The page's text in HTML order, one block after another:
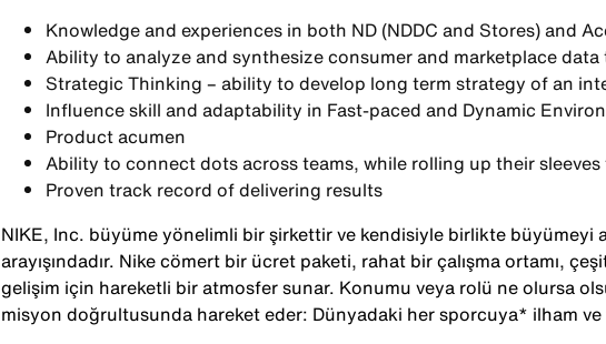
Knowledge and experiences in both ND (NDDC and Stores) and
Ability to analyze and synthesize consumer and marketplace
Strategic Thinking – ability to develop long term strategy of an
Influence skill and adaptability in Fast-paced and Dynamic
Product acumen
Ability to connect dots across teams, while rolling up their
Proven track record of delivering results
NIKE, Inc. büyüme yönelimli bir şirkettir ve kendisiyle birlikte büyümeyi
arayışındadır. Nike cömert bir ücret paketi, rahat bir çalışma ortamı,
gelişim için hareketli bir atmosfer sunar. Konumu veya rolü ne olursa
misyon doğrultusunda hareket eder: Dünyadaki her sporcuya* ilham